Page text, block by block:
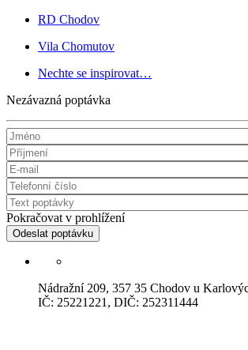
RD Chodov
Vila Chomutov
Nechte se inspirovat…
Nezávazná poptávka
Pokračovat v prohlížení
Odeslat poptávku
Nádražní 209, 357 35 Chodov u
IČ: 25221221, DIČ: 252311444